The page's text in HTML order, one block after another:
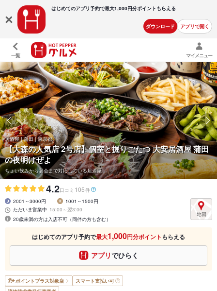
はじめてのアプリ予約で最大1,000円分ポイントもらえる
ダウンロード アプリで開く
一覧 マイメニュー
居酒屋 | 蒲田 | 東京都
【大森の人気店 2号店】個室と掘りごたつ 大安居酒屋 蒲田
の夜明けぜよ
ちょい飲みから宴会まで対応している居酒屋
4.2口コミ 105件
2001～3000円
1001～1500円
ただいま営業中 15:00～翌3:00
20歳未満の方は入店不可（同伴の方も含む）
はじめてのアプリ予約で最大1,000円分ポイント もらえる
アプリでひらく
ポイントプラス対象店
スマート支払い可